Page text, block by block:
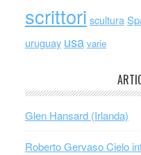
scrittori scultura
uruguay usa varie
Glen Hansard (Irlanda)
Roberto Gervaso Cielo